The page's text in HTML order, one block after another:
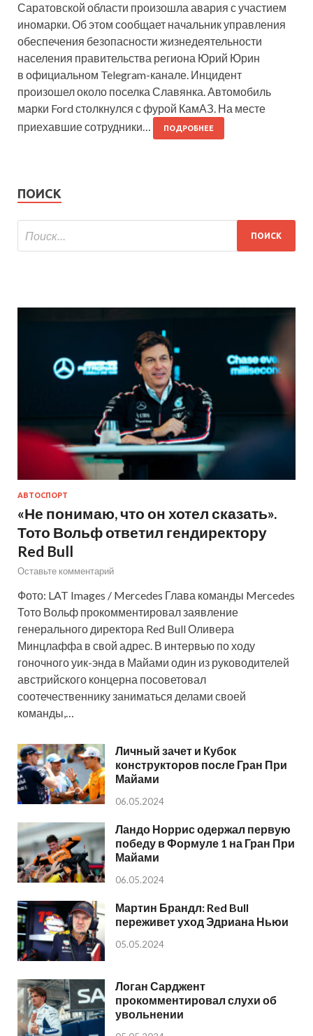
Саратовской области произошла авария с участием
иномарки. Об этом сообщает начальник управления
обеспечения безопасности жизнедеятельности
населения правительства региона Юрий Юрин
в официальном Telegram-канале. Инцидент
произошел около поселка Славянка. Автомобиль
марки Ford столкнулся с фурой КамАЗ. На месте
приехавшие сотрудники…
ПОДРОБНЕЕ
ПОИСК
АВТОСПОРТ
«Не понимаю, что он хотел сказать».
Тото Вольф ответил гендиректору
Red Bull
Оставьте комментарий
Фото: LAT Images / Mercedes Глава команды Mercedes
Тото Вольф прокомментировал заявление
генерального директора Red Bull Оливера
Минцлаффа в свой адрес. В интервью по ходу
гоночного уик-энда в Майами один из руководителей
австрийского концерна посоветовал
соотечественнику заниматься делами своей
команды,…
Личный зачет и Кубок
конструкторов после Гран При
Майами
06.05.2024
Ландо Норрис одержал первую
победу в Формуле 1 на Гран При
Майами
06.05.2024
Мартин Брандл: Red Bull
переживет уход Эдриана Ньюи
05.05.2024
Логан Сарджент
прокомментировал слухи об
увольнении